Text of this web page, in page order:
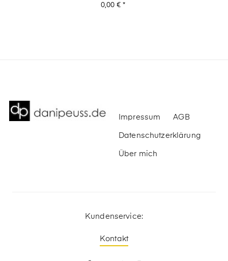
Preis
0,00 €*
Impressum AGB
Datenschutzerklärung
Über mich
Kundenservice:
Kontakt